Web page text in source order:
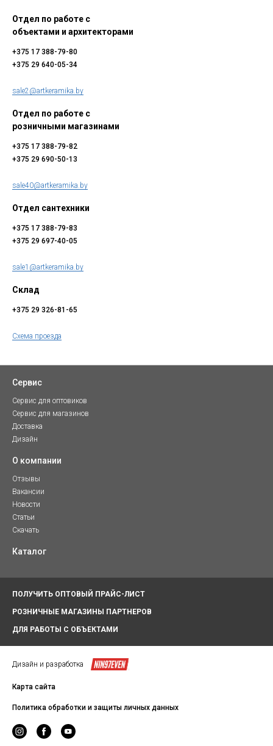
Отдел по работе с
объектами и архитекторами
+375 17 388-79-80
+375 29 640-05-34
sale2@artkeramika.by
Отдел по работе с
розничными магазинами
+375 17 388-79-82
+375 29 690-50-13
sale40@artkeramika.by
Отдел сантехники
+375 17 388-79-83
+375 29 697-40-05
sale1@artkeramika.by
Склад
+375 29 326-81-65
Схема проезда
Сервис
Сервис для оптовиков
Сервис для магазинов
Доставка
Дизайн
О компании
Отзывы
Вакансии
Новости
Статьи
Скачать
Каталог
ПОЛУЧИТЬ ОПТОВЫЙ ПРАЙС-ЛИСТ
РОЗНИЧНЫЕ МАГАЗИНЫ ПАРТНЕРОВ
ДЛЯ РАБОТЫ С ОБЪЕКТАМИ
Дизайн и разработка
Карта сайта
Политика обработки и защиты личных данных